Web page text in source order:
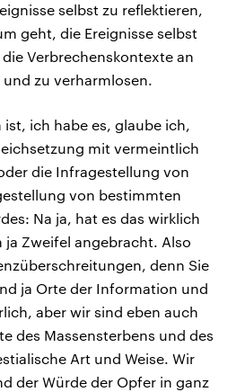
selbst zu reflektieren,
geht, die Ereignisse selbst
Verbrechenskontexte an
zu verharmlosen.
ist, ich habe es, glaube ich,
mit vermeintlich
die Infragestellung von
von bestimmten
Na ja, hat es das wirklich
ja Zweifel angebracht. Also
denn Sie
ja Orte der Information und
aber wir sind eben auch
des Massensterbens und des
Art und Weise. Wir
der Würde der Opfer in ganz